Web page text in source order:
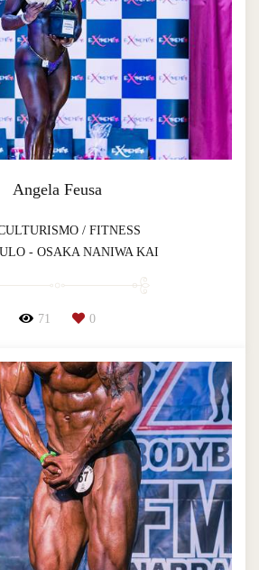
Angela Feusa
/ FITNESS
- OSAKA NANIWA KAI
71 0